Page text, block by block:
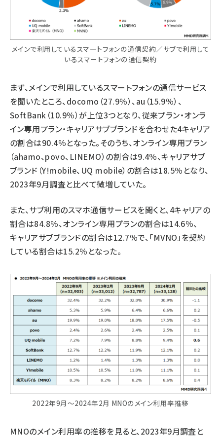
メインで利用しているスマートフォンの通信契約／サブで利用して
いるスマートフォンの通信契約
まず、メインで利用しているスマートフォンの通信サービス
を聞いたところ、docomo（27.9％）、au（15.9％）、
SoftBank（10.9％）が上位3つとなり、従来プラン・オンラ
イン専用プラン・キャリアサブブランドを合わせた4キャリア
の割合は90.4％となった。そのうち、オンライン専用プラン
（ahamo、povo、LINEMO）の割合は9.4％、キャリアサブ
ブランド（Y!mobile、UQ mobile）の割合は18.5％となり、
2023年9月調査と比べて微増していた。
また、サブ利用のスマホ通信サービスを聞くと、4キャリアの
割合は84.8％、オンライン専用プランの割合は14.6％、
キャリアサブブランドの割合は12.7％で、「MVNO」を契約
している割合は15.2％となった。
2022年9月～2024年2月 MNOのメイン利用率推移
MNOのメイン利用率の推移を見ると、2023年9月調査と